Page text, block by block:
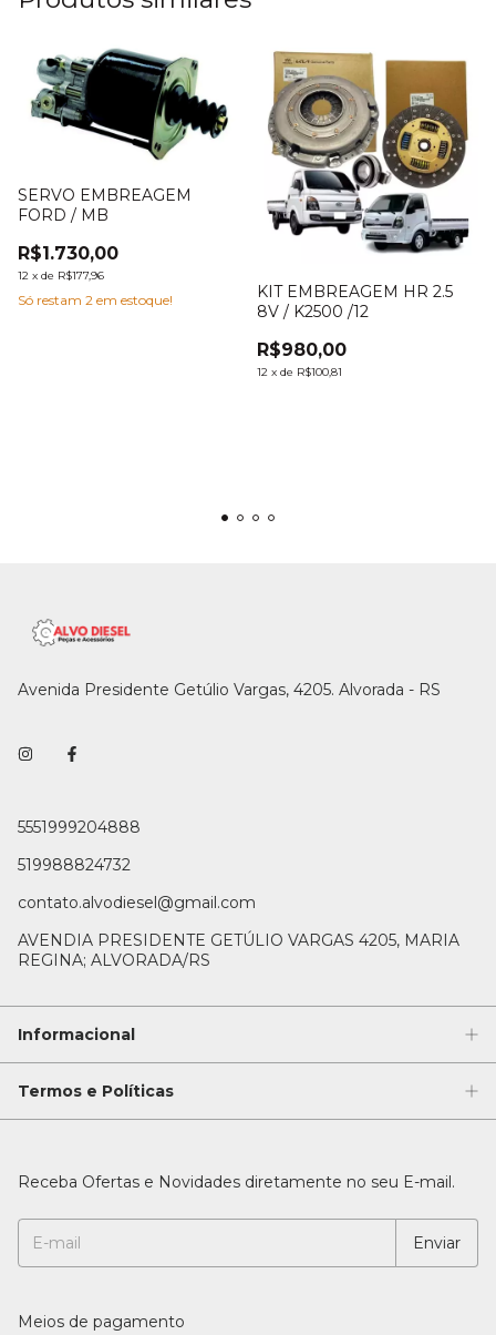
SERVO EMBREAGEM
FORD / MB
R$1.730,00
12 x de R$177,96
Só restam 2 em estoque!
KIT EMBREAGEM HR 2.5
8V / K2500 /12
R$980,00
12 x de R$100,81
Avenida Presidente Getúlio Vargas, 4205. Alvorada - RS
5551999204888
519988824732
contato.alvodiesel@gmail.com
AVENDIA PRESIDENTE GETÚLIO VARGAS 4205, MARIA
REGINA; ALVORADA/RS
Informacional
Termos e Políticas
Receba Ofertas e Novidades diretamente no seu E-mail.
Meios de pagamento